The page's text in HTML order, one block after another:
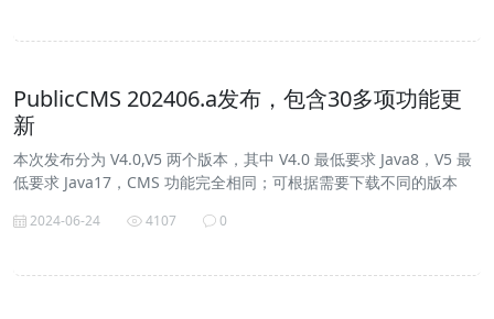
PublicCMS 202406.a发布，包含30多项功能更
新
本次发布分为 V4.0,V5 两个版本，其中 V4.0 最低要求 Java8，V5 最
低要求 Java17，CMS 功能完全相同；可根据需要下载不同的版本
2024-06-24 4107 0